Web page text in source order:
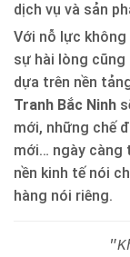
dịch vụ và sản
Với nỗ lực
sự hài lòng
dựa trên nền
Tranh Bắc Ninh
mới, những chế
mới… ngày càng
nền kinh tế nói
hàng nói riêng.